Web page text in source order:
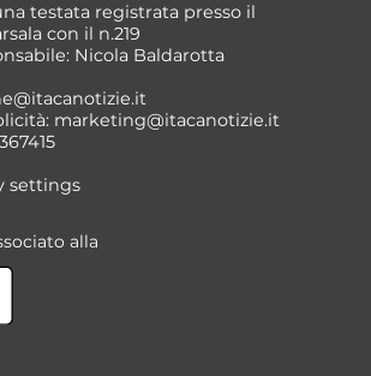
testata registrata presso il
con il n.219
Nicola Baldarotta
marketing@itacanotizie.it
settings
alla